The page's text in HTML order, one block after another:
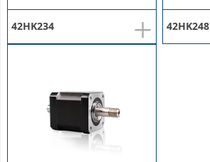
+
42HK234 42HK248